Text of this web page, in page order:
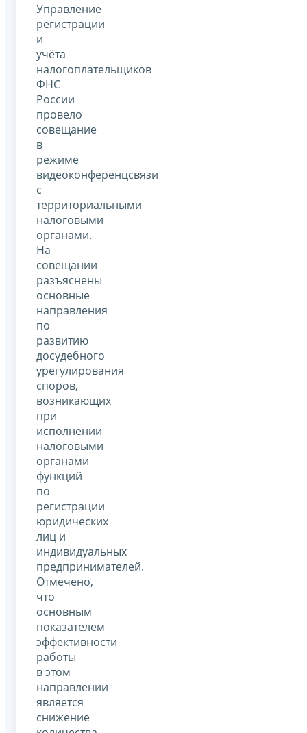
Управление
регистрации
и
учёта
налогоплательщиков
ФНС
России
провело
совещание
в
режиме
видеоконференцсвязи
с
территориальными
налоговыми
органами.
На
совещании
разъяснены
основные
направления
по
развитию
досудебного
урегулирования
споров,
возникающих
при
исполнении
налоговыми
органами
функций
по
регистрации
юридических
лиц и
индивидуальных
предпринимателей.
Отмечено,
что
основным
показателем
эффективности
работы
в этом
направлении
является
снижение